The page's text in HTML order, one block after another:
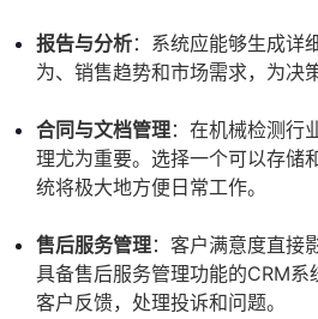
报告与分析：系统应能够生成详
为、销售趋势和市场需求，为决
合同与文档管理：在机械检测行
理尤为重要。选择一个可以存储
统将极大地方便日常工作。
售后服务管理：客户满意度直接
具备售后服务管理功能的CRM
客户反馈，处理投诉和问题。